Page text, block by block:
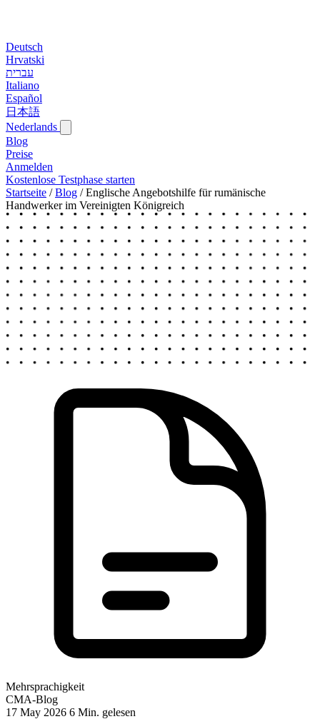
Deutsch
Hrvatski
עברית
Italiano
Español
日本語
Nederlands
Blog‎
Preise
Anmelden
Kostenlose Testphase starten
Startseite / Blog‎ / Englische Angebotshilfe für rumänische
Handwerker im Vereinigten Königreich
Mehrsprachigkeit
CMA-Blog
17 May 2026 6 Min. gelesen